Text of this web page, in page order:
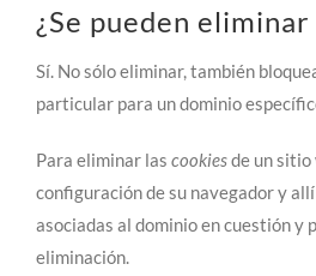
¿Se pueden eliminar
Sí. No sólo eliminar, también
particular para un dominio
Para eliminar las cookiesde un sitio
configuración de su navegador y
asociadas al dominio en cuestión y
eliminación.